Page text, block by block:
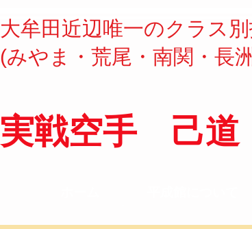
大牟田近辺唯一のクラス
(みやま・荒尾・南関・長
実戦空手 己